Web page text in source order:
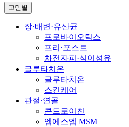
고민별
장·배변·유산균
프로바이오틱스
프리·포스트
차전자피·식이섬유
글루타치온
글루타치온
스킨케어
관절·연골
콘드로이친
엠에스엠 MSM